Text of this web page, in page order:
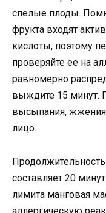
спелые плоды.
фрукта входят
кислоты, поэтому
проверяйте ее на
равномерно
выждите 15 минут.
высыпания, жжения
лицо.
составляет 20
лимита манговая
аллергическую